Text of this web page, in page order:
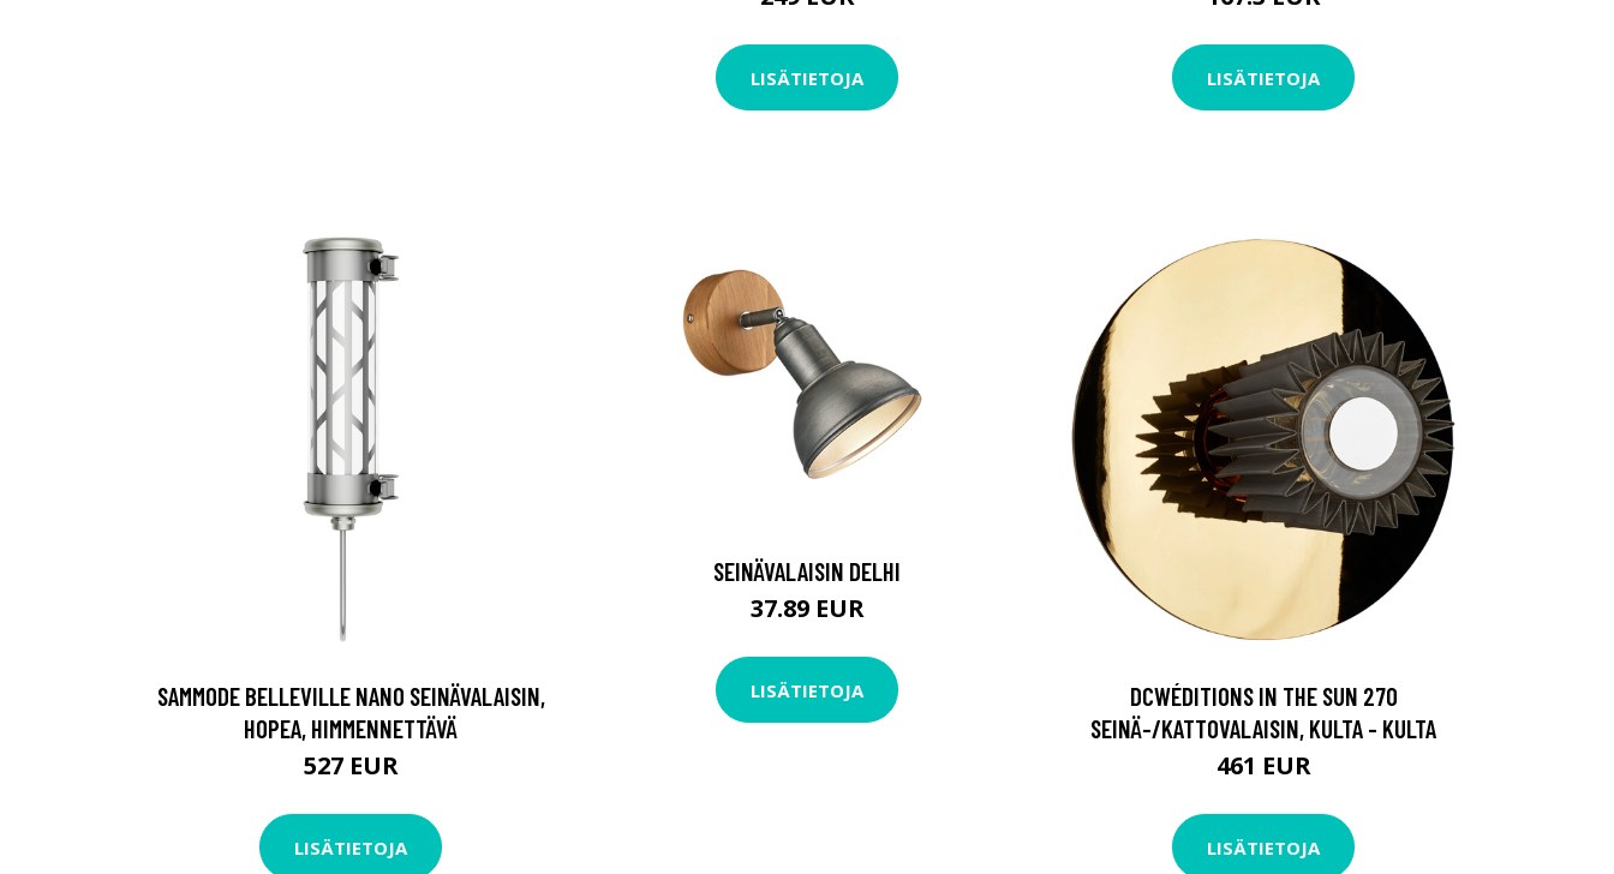
LISÄTIETOJA LISÄTIETOJA
SAMMODE BELLEVILLE NANO SEINÄVALAISIN,
HOPEA, HIMMENNETTÄVÄ
527 EUR
LISÄTIETOJA
SEINÄVALAISIN DELHI
37.89 EUR
LISÄTIETOJA
DCWÉDITIONS IN THE SUN 270
SEINÄ-/KATTOVALAISIN, KULTA - KULTA
461 EUR
LISÄTIETOJA